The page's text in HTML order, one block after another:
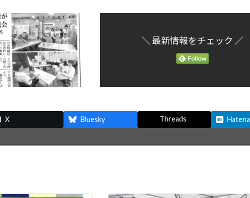
＼ 最新情報をチェック ／
X Bluesky Threads Hatena